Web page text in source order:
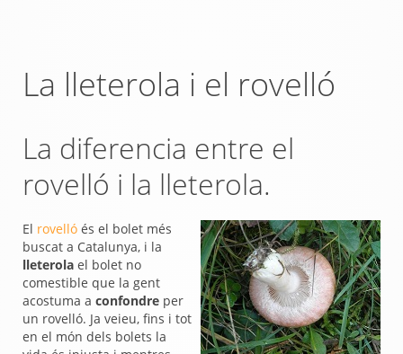
La lleterola i el rovelló
La diferencia entre el
rovelló i la lleterola.
El rovelló és el bolet més
buscat a Catalunya, i la
lleterola el bolet no
comestible que la gent
acostuma a confondre per
un rovelló. Ja veieu, fins i tot
en el món dels bolets la